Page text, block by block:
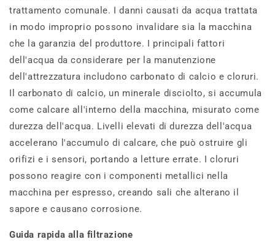
trattamento comunale. I danni causati da acqua trattata
in modo improprio possono invalidare sia la macchina
che la garanzia del produttore. I principali fattori
dell'acqua da considerare per la manutenzione
dell'attrezzatura includono carbonato di calcio e cloruri.
Il carbonato di calcio, un minerale disciolto, si accumula
come calcare all'interno della macchina, misurato come
durezza dell'acqua. Livelli elevati di durezza dell'acqua
accelerano l'accumulo di calcare, che può ostruire gli
orifizi e i sensori, portando a letture errate. I cloruri
possono reagire con i componenti metallici nella
macchina per espresso, creando sali che alterano il
sapore e causano corrosione.
Guida rapida alla filtrazione